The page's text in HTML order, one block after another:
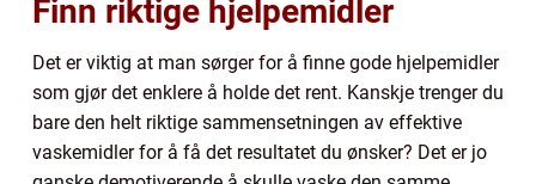
Finn riktige hjelpemidler
Det er viktig at man sørger for å finne gode hjelpemidler
som gjør det enklere å holde det rent. Kanskje trenger du
bare den helt riktige sammensetningen av effektive
vaskemidler for å få det resultatet du ønsker? Det er jo